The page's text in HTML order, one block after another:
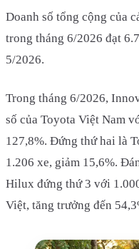
Doanh số tổng cộng của
trong tháng 6/2026 đạt
5/2026.
Trong tháng 6/2026,
số của Toyota Việt Nam
127,8%. Đứng thứ hai là
1.206 xe, giảm 15,6%.
Hilux đứng thứ 3 với
Việt, tăng trưởng đến